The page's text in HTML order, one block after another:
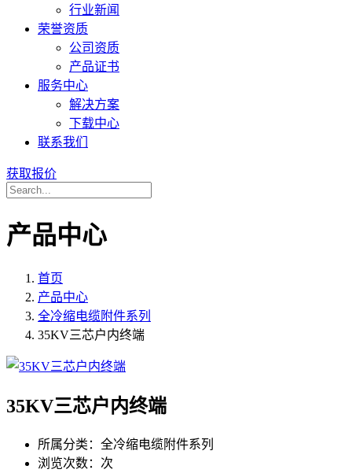
行业新闻
荣誉资质
公司资质
产品证书
服务中心
解决方案
下载中心
联系我们
获取报价
产品中心
首页
产品中心
全冷缩电缆附件系列
35KV三芯户内终端
35KV三芯户内终端
所属分类： 全冷缩电缆附件系列
浏览次数： 次